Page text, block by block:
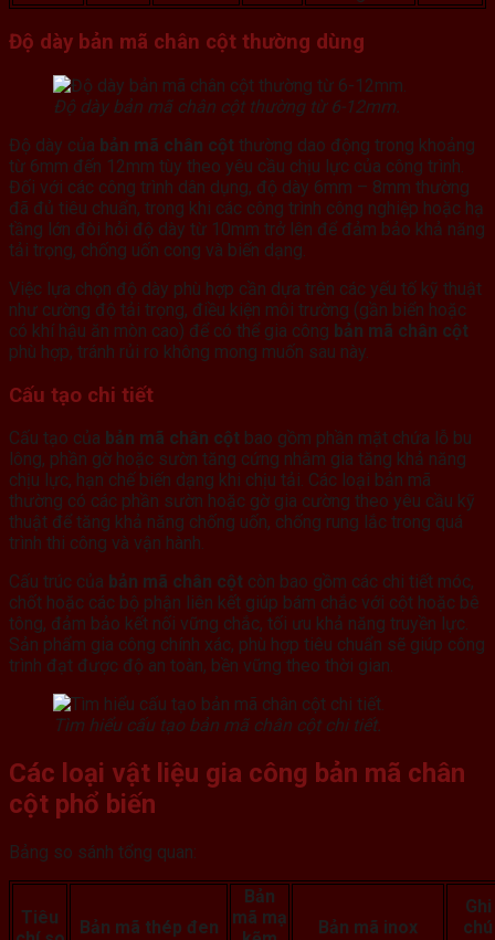
Độ dày bản mã chân cột thường dùng
Độ dày bản mã chân cột thường từ 6-12mm.
Độ dày của bản mã chân cột thường dao động trong khoảng
từ 6mm đến 12mm tùy theo yêu cầu chịu lực của công trình.
Đối với các công trình dân dụng, độ dày 6mm – 8mm thường
đã đủ tiêu chuẩn, trong khi các công trình công nghiệp hoặc hạ
tầng lớn đòi hỏi độ dày từ 10mm trở lên để đảm bảo khả năng
tải trọng, chống uốn cong và biến dạng.
Việc lựa chọn độ dày phù hợp cần dựa trên các yếu tố kỹ thuật
như cường độ tải trọng, điều kiện môi trường (gần biển hoặc
có khí hậu ăn mòn cao) để có thể gia công bản mã chân cột
phù hợp, tránh rủi ro không mong muốn sau này.
Cấu tạo chi tiết
Cấu tạo của bản mã chân cột bao gồm phần mặt chứa lỗ bu
lông, phần gờ hoặc sườn tăng cứng nhằm gia tăng khả năng
chịu lực, hạn chế biến dạng khi chịu tải. Các loại bản mã
thường có các phần sườn hoặc gờ gia cường theo yêu cầu kỹ
thuật để tăng khả năng chống uốn, chống rung lắc trong quá
trình thi công và vận hành.
Cấu trúc của bản mã chân cột còn bao gồm các chi tiết móc,
chốt hoặc các bộ phận liên kết giúp bám chắc với cột hoặc bê
tông, đảm bảo kết nối vững chắc, tối ưu khả năng truyền lực.
Sản phẩm gia công chính xác, phù hợp tiêu chuẩn sẽ giúp công
trình đạt được độ an toàn, bền vững theo thời gian.
Tìm hiểu cấu tạo bản mã chân cột chi tiết.
Các loại vật liệu gia công bản mã chân
cột phổ biến
Bảng so sánh tổng quan:
Tiêu
Bản mã thép đen
Bản
mã mạ
Bản mã inox
Ghi
chú